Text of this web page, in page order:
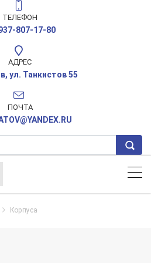
ТЕЛЕФОН
807-17-80
АДРЕС
ул. Танкистов 55
ПОЧТА
Корпуса